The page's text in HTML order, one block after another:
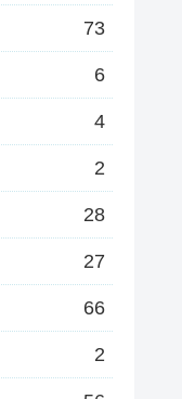
73
6
4
2
28
27
66
2